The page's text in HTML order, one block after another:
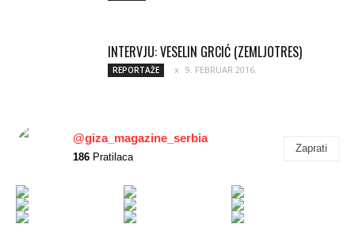
INTERVJU: VESELIN GRCIĆ (ZEMLJOTRES)
REPORTAŽE 9. FEBRUAR 2016.
@giza_magazine_serbia
186 Pratilaca
Zaprati